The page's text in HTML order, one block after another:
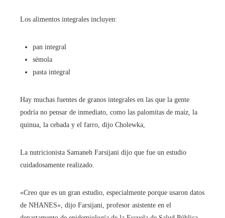
Los alimentos integrales incluyen:
pan integral
sémola
pasta integral
Hay muchas fuentes de granos integrales en las que la gente
podría no pensar de inmediato, como las palomitas de maíz, la
quinua, la cebada y el farro, dijo Cholewka,
La nutricionista Samaneh Farsijani dijo que fue un estudio
cuidadosamente realizado.
«Creo que es un gran estudio, especialmente porque usaron datos
de NHANES», dijo Farsijani, profesor asistente en el